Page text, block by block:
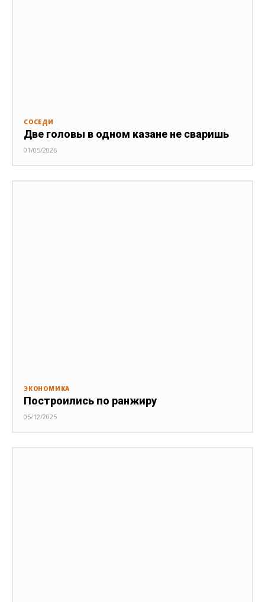
СОСЕДИ
Две головы в одном казане не сваришь
01/05/2026
ЭКОНОМИКА
Построились по ранжиру
05/12/2025